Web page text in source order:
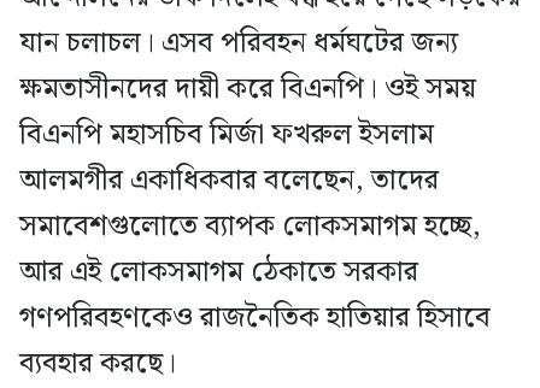
যান চলাচল। এসব পরিবহন ধর্মঘটের জন্য
ক্ষমতাসীনদের দায়ী করে বিএনপি। ওই সময়
বিএনপি মহাসচিব মির্জা ফখরুল ইসলাম
আলমগীর একাধিকবার বলেছেন, তাদের
সমাবেশগুলোতে ব্যাপক লোকসমাগম হচ্ছে,
আর এই লোকসমাগম ঠেকাতে সরকার
গণপরিবহণকেও রাজনৈতিক হাতিয়ার হিসাবে
ব্যবহার করছে।